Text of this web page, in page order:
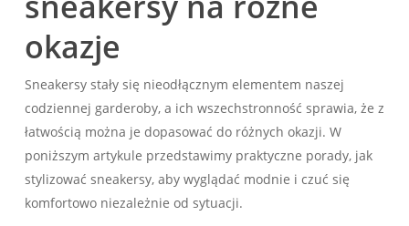
okazje
Sneakersy stały się nieodłącznym elementem naszej
codziennej garderoby, a ich wszechstronność sprawia, że z
łatwością można je dopasować do różnych okazji. W
poniższym artykule przedstawimy praktyczne porady, jak
stylizować sneakersy, aby wyglądać modnie i czuć się
komfortowo niezależnie od sytuacji.